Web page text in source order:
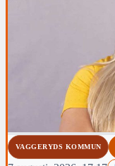
VAGGERYDS KOMMUN